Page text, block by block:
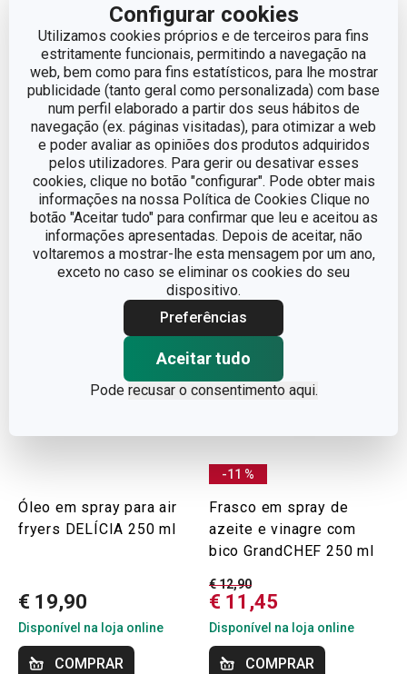
Configurar cookies
Utilizamos cookies próprios e de terceiros para fins
estritamente funcionais, permitindo a navegação na
web, bem como para fins estatísticos, para lhe mostrar
publicidade (tanto geral como personalizada) com base
num perfil elaborado a partir dos seus hábitos de
navegação (ex. páginas visitadas), para otimizar a web
e poder avaliar as opiniões dos produtos adquiridos
pelos utilizadores. Para gerir ou desativar esses
cookies, clique no botão "configurar". Pode obter mais
informações na nossa Política de Cookies Clique no
botão "Aceitar tudo" para confirmar que leu e aceitou as
informações apresentadas. Depois de aceitar, não
voltaremos a mostrar-lhe esta mensagem por um ano,
exceto no caso se eliminar os cookies do seu
dispositivo.
Preferências
Aceitar tudo
Pode recusar o consentimento aqui.
Novidade
Portes grátis
Air fryer com função
vapor PRESIDENT
€ 299,00
€ 199,00
Disponível na loja online
COMPRAR
Formas de papel
quadradas para Air Fryer
DELÍCIA 23 x 23 cm,
50 pcs
€ 7,90
Disponível na loja online
COMPRAR
Óleo em spray para air
fryers DELÍCIA 250 ml
€ 19,90
Disponível na loja online
COMPRAR
-11 %
Frasco em spray de
azeite e vinagre com
bico GrandCHEF 250 ml
€ 12,90
€ 11,45
Disponível na loja online
COMPRAR